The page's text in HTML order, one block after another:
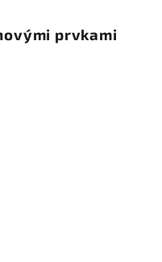
prvkami